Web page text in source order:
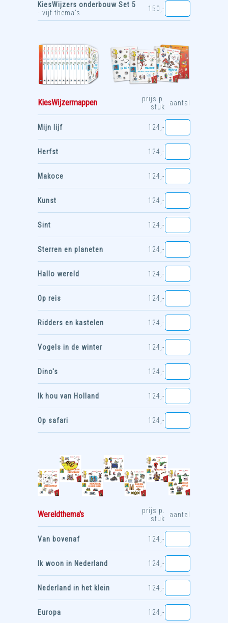
KiesWijzers onderbouw Set 5
- vijf thema's
150,-
KiesWijzermappen
prijs p.
stuk
aantal
Mijn lijf 124,-
Herfst 124,-
Makoce 124,-
Kunst 124,-
Sint 124,-
Sterren en planeten 124,-
Hallo wereld 124,-
Op reis 124,-
Ridders en kastelen 124,-
Vogels in de winter 124,-
Dino's 124,-
Ik hou van Holland 124,-
Op safari 124,-
Wereldthema's
prijs p.
stuk
aantal
Van bovenaf 124,-
Ik woon in Nederland 124,-
Nederland in het klein 124,-
Europa 124,-